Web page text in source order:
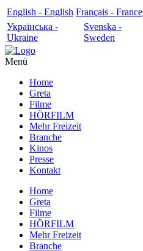
English - English Français - France
Українська -
Ukraine
Svenska -
Sweden
Menü
Home
Greta
Filme
HÖRFILM
Mehr Freizeit
Branche
Kinos
Presse
Kontakt
Home
Greta
Filme
HÖRFILM
Mehr Freizeit
Branche